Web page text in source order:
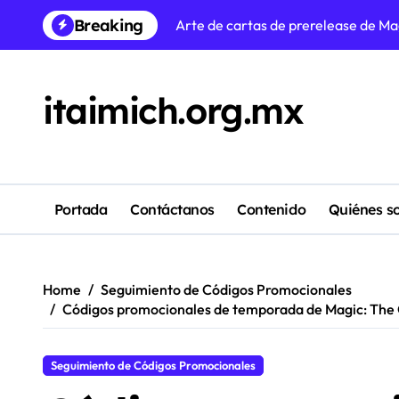
content
Breaking
Comparaciones de Códigos
Lore de cartas de prerelease de
Comparaciones de cartas de
Cobertura de Eventos de Magic:
itaimich.org.mx
Portada Contáctanos Contenido Quiénes
Home
Seguimiento de Códigos Promocionales
Códigos promocionales de temporada de Magic:
Seguimiento de Códigos Promocionales